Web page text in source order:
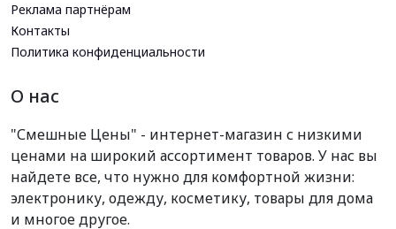
Реклама партнёрам
Контакты
Политика конфиденциальности
О нас
"Смешные Цены" - интернет-магазин с низкими
ценами на широкий ассортимент товаров. У нас вы
найдете все, что нужно для комфортной жизни:
электронику, одежду, косметику, товары для дома
и многое другое.